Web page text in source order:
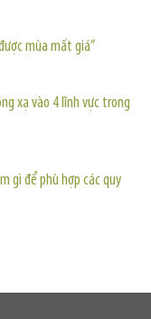
mùa mất giá”
xạ vào 4 lĩnh vực trong
gì để phù hợp các quy